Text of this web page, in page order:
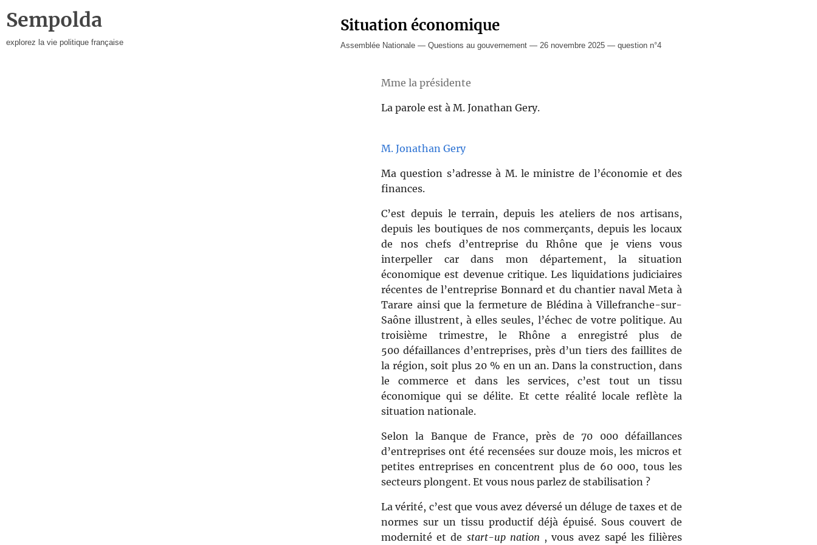
Sempolda
explorez la vie politique française
Situation économique
Assemblée Nationale — Questions au gouvernement — 26 novembre 2025 — question n°4
Mme la présidente
La parole est à M. Jonathan Gery.
M. Jonathan Gery
Ma question s’adresse à M. le ministre de l’économie et des
finances.
C’est depuis le terrain, depuis les ateliers de nos artisans,
depuis les boutiques de nos commerçants, depuis les locaux
de nos chefs d’entreprise du Rhône que je viens vous
interpeller car dans mon département, la situation
économique est devenue critique. Les liquidations judiciaires
récentes de l’entreprise Bonnard et du chantier naval Meta à
Tarare ainsi que la fermeture de Blédina à Villefranche-sur-
Saône illustrent, à elles seules, l’échec de votre politique. Au
troisième trimestre, le Rhône a enregistré plus de
500 défaillances d’entreprises, près d’un tiers des faillites de
la région, soit plus 20 % en un an. Dans la construction, dans
le commerce et dans les services, c’est tout un tissu
économique qui se délite. Et cette réalité locale reflète la
situation nationale.
Selon la Banque de France, près de 70 000 défaillances
d’entreprises ont été recensées sur douze mois, les micros et
petites entreprises en concentrent plus de 60 000, tous les
secteurs plongent. Et vous nous parlez de stabilisation ?
La vérité, c’est que vous avez déversé un déluge de taxes et de
normes sur un tissu productif déjà épuisé. Sous couvert de
modernité et de start-up nation , vous avez sapé les filières